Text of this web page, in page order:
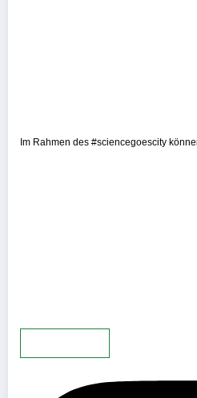
Im Rahmen des #sciencegoescity